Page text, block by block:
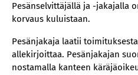
Pesänselvittäjällä ja -jakajalla
korvaus kuluistaan.
Pesänjakaja laatii
allekirjoittaa. Pesänjakajan
nostamalla kanteen